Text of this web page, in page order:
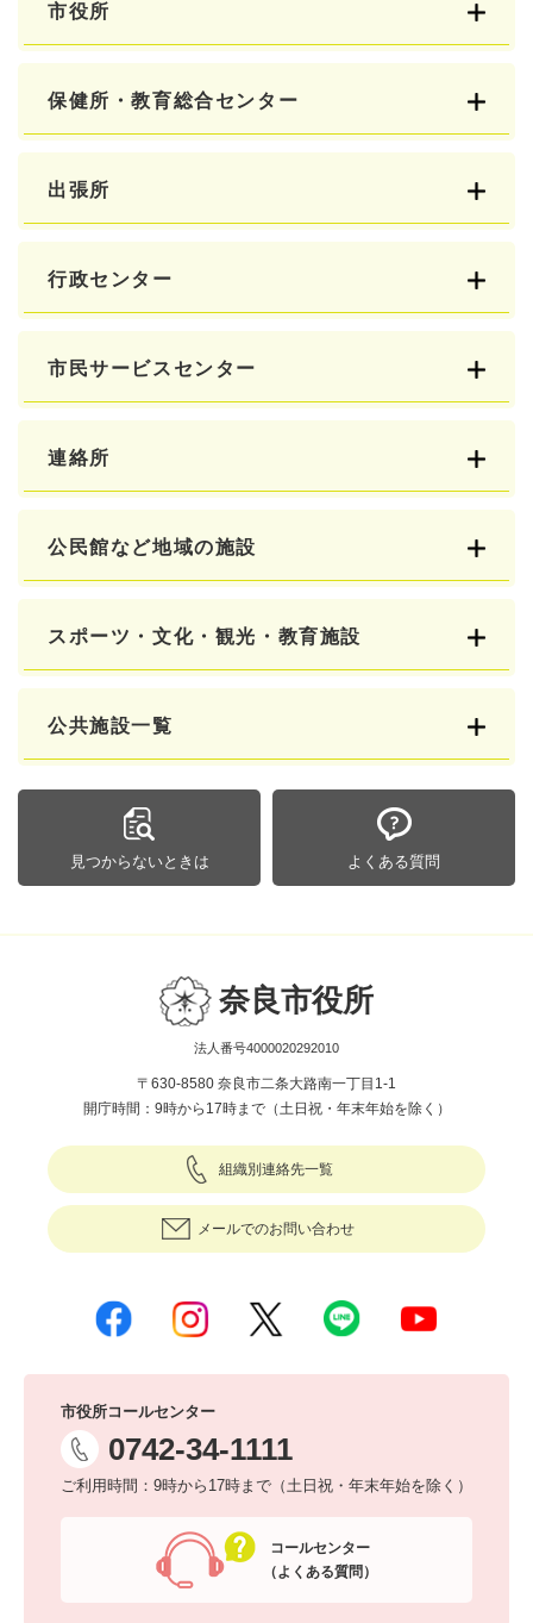
市役所
保健所・教育総合センター
出張所
行政センター
市民サービスセンター
連絡所
公民館など地域の施設
スポーツ・文化・観光・教育施設
公共施設一覧
見つからないときは よくある質問
奈良市役所
法人番号4000020292010
〒630-8580 奈良市二条大路南一丁目1-1
開庁時間：9時から17時まで（土日祝・年末年始を除く）
組織別連絡先一覧
メールでのお問い合わせ
市役所コールセンター
0742-34-1111
ご利用時間：9時から17時まで（土日祝・年末年始を除く）
コールセンター
（よくある質問）